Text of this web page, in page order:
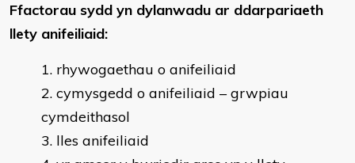
Ffactorau sydd yn dylanwadu ar ddarpariaeth
llety anifeiliaid:
rhywogaethau o anifeiliaid
cymysgedd o anifeiliaid – grwpiau
cymdeithasol
lles anifeiliaid